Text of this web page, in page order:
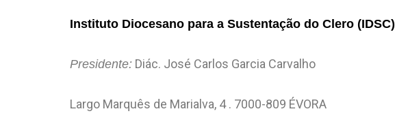
Instituto Diocesano para a Sustentação do Clero (IDSC)
Presidente: Diác. José Carlos Garcia Carvalho
Largo Marquês de Marialva, 4 . 7000-809 ÉVORA